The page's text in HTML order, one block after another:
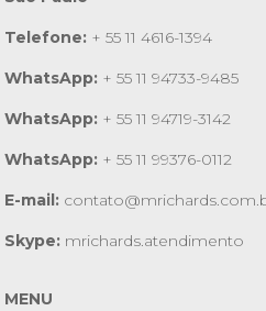
Telefone: + 55 11 4616-1394
WhatsApp: + 55 11 94733-9485
WhatsApp: + 55 11 94719-3142
WhatsApp: + 55 11 99376-0112
E-mail:
Skype: mrichards.atendimento
MENU